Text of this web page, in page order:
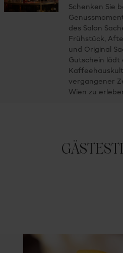
Schenken Sie
des Salon
Frühstück,
und Original
Gutschein lädt
vergangener
Wien zu